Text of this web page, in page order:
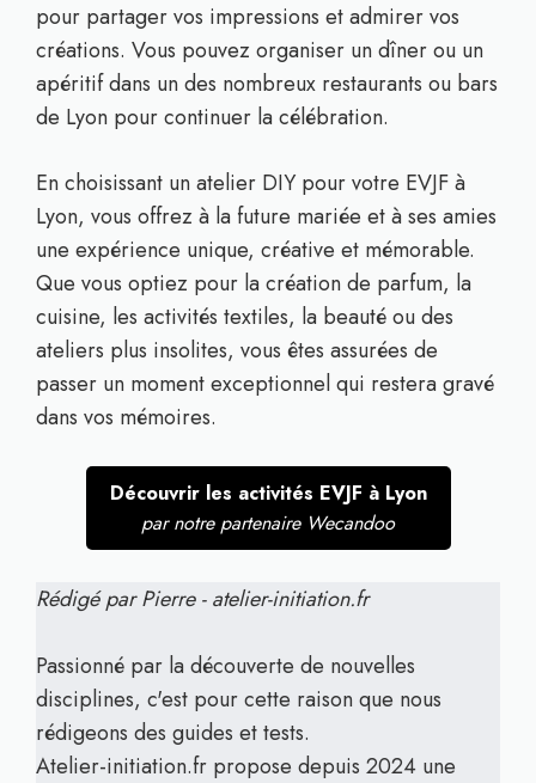
pour partager vos impressions et admirer vos
créations. Vous pouvez organiser un dîner ou un
apéritif dans un des nombreux restaurants ou bars
de Lyon pour continuer la célébration.
En choisissant un atelier DIY pour votre EVJF à
Lyon, vous offrez à la future mariée et à ses amies
une expérience unique, créative et mémorable.
Que vous optiez pour la création de parfum, la
cuisine, les activités textiles, la beauté ou des
ateliers plus insolites, vous êtes assurées de
passer un moment exceptionnel qui restera gravé
dans vos mémoires.
Découvrir les activités EVJF à Lyon
par notre partenaire Wecandoo
Rédigé par Pierre - atelier-initiation.fr
Passionné par la découverte de nouvelles
disciplines, c'est pour cette raison que nous
rédigeons des guides et tests.
Atelier-initiation.fr propose depuis 2024 une